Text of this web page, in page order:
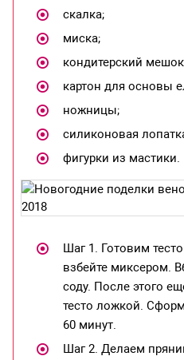
скалка;
миска;
кондитерский
картон для основы
ножницы;
силиконовая
фигурки из мастики.
Шаг 1. Готовим
взбейте миксером.
соду. После этого
тесто ложкой.
60 минут.
Шаг 2. Делаем